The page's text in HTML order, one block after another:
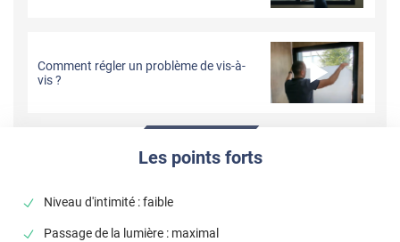
Comment régler un problème de vis-à-
vis ?
Les points forts
Niveau d'intimité : faible
Passage de la lumière : maximal